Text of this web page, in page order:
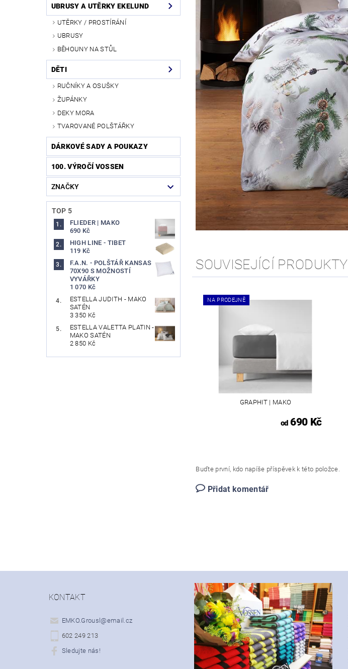
UBRUSY A UTĚRKY EKELUND
UTĚRKY / PROSTÍRÁNÍ
UBRUSY
BĚHOUNY NA STŮL
DĚTI
RUČNÍKY A OSUŠKY
ŽUPÁNKY
DEKY MORA
TVAROVANÉ POLŠTÁŘKY
DÁRKOVÉ SADY A POUKAZY
100. VÝROČÍ VOSSEN
ZNAČKY
TOP 5
FLIEDER | MAKO
690 Kč
HIGH LINE - TIBET
119 Kč
F.A.N. - POLŠTÁŘ KANSAS
70X90 S MOŽNOSTÍ
VYVÁŘKY
1 070 Kč
ESTELLA JUDITH - MAKO
SATÉN
3 350 Kč
ESTELLA VALETTA PLATIN -
MAKO SATÉN
2 850 Kč
SOUVISEJÍCÍ PRODUKTY
NA PRODEJNĚ
GRAPHIT | MAKO
od690 Kč
Buďte první, kdo napíše příspěvek k této položce.
Přidat komentář
KONTAKT
EMKO.Grousl@email.cz
602 249 213
Sledujte nás!